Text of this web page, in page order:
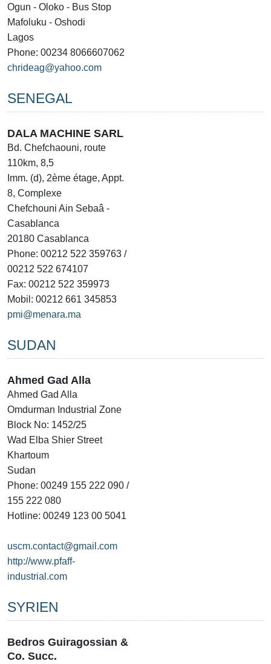
Ogun - Oloko - Bus Stop
Mafoluku - Oshodi
Lagos
Phone: 00234 8066607062
chrideag@yahoo.com
SENEGAL
DALA MACHINE SARL
Bd. Chefchaouni, route
110km, 8,5
Imm. (d), 2ème étage, Appt.
8, Complexe
Chefchouni Ain Sebaâ -
Casablanca
20180 Casablanca
Phone: 00212 522 359763 /
00212 522 674107
Fax: 00212 522 359973
Mobil: 00212 661 345853
pmi@menara.ma
SUDAN
Ahmed Gad Alla
Ahmed Gad Alla
Omdurman Industrial Zone
Block No: 1452/25
Wad Elba Shier Street
Khartoum
Sudan
Phone: 00249 155 222 090 /
155 222 080
Hotline: 00249 123 00 5041
uscm.contact@gmail.com
http://www.pfaff-
industrial.com
SYRIEN
Bedros Guiragossian &
Co. Succ.